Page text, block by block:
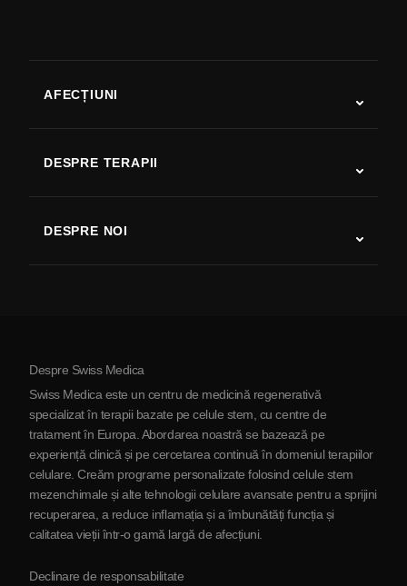
AFECȚIUNI
Boala Parkinson
Artrită
DESPRE TERAPII
DESPRE NOI
Despre Serbia
Parteneriat
Contactaţi-ne
Despre Swiss Medica
Swiss Medica este un centru de medicină regenerativă
specializat în terapii bazate pe celule stem, cu centre de
tratament în Europa. Abordarea noastră se bazează pe
experiență clinică și pe cercetarea continuă în domeniul terapiilor
celulare. Creăm programe personalizate folosind celule stem
mezenchimale și alte tehnologii celulare avansate pentru a sprijini
recuperarea, a reduce inflamația și a îmbunătăți funcția și
calitatea vieții într-o gamă largă de afecțiuni.
Declinare de responsabilitate